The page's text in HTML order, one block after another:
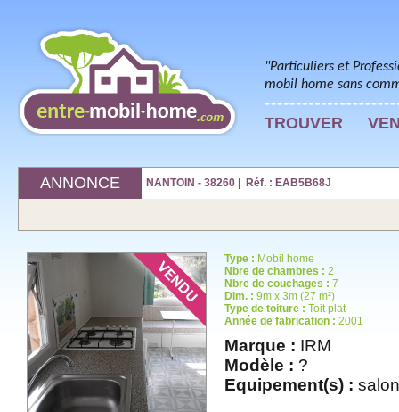
"Particuliers et
mobil home sans
TROUVER
ANNONCE NANTOIN - 38260 | Réf. : EAB5B68J
Type : Mobil home
Nbre de chambres : 2
Nbre de couchages : 7
Dim. : 9m x 3m (27 m²)
Type de toiture : Toit plat
Année de fabrication : 2001
Marque : IRM
Modèle : ?
Equipement(s) :